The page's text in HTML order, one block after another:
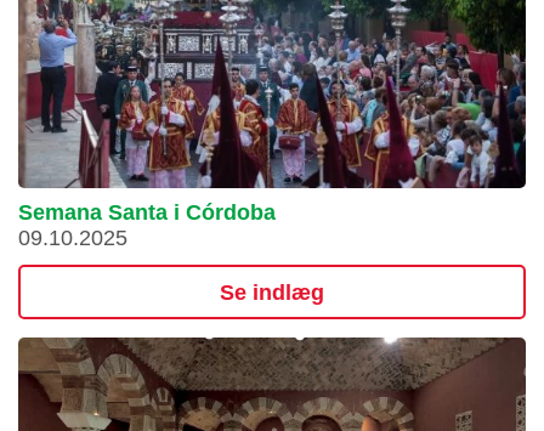
Semana Santa i Córdoba
09.10.2025
Se indlæg